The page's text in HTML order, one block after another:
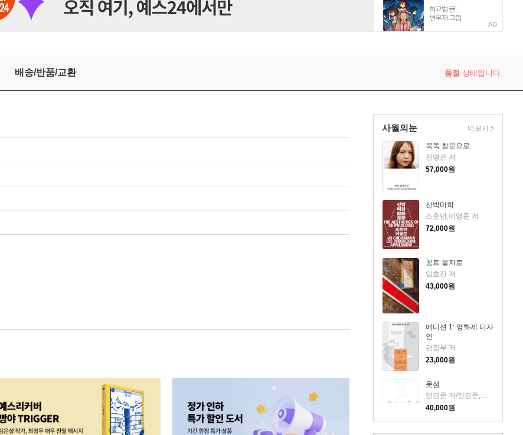
AD
배송/반품/교환 품절 상태입니다.
사월의눈
북쪽 창문으로
전명은 저
57,000원
선박미학
조춘만,이영준 저
72,000원
꽁트 을지로
임효진 저
43,000원
에디션 1: 영화제 디자
인
편집부 저
23,000원
못섬
양경준 저/양경준,줄리 첸 역
40,000원
더보기